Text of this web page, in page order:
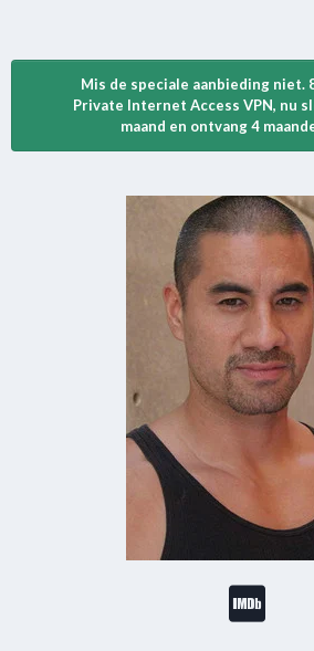
Mis de speciale aanbieding niet.
Private Internet Access VPN, nu
maand en ontvang 4